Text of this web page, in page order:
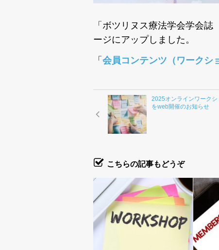
「ボツリヌス療法学会学会
ージにアップしました。
「 会員コンテンツ（ワークシ
2025オンラインワークシ
をweb開催のお知らせ
こちらの記事もどうぞ